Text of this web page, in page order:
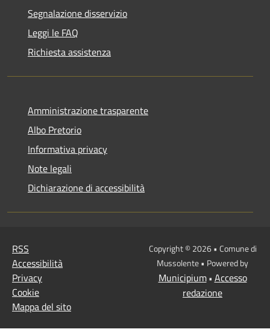
Segnalazione disservizio
Leggi le FAQ
Richiesta assistenza
Amministrazione trasparente
Albo Pretorio
Informativa privacy
Note legali
Dichiarazione di accessibilità
RSS
Accessibilità
Privacy
Cookie
Mappa del sito
Copyright © 2026 • Comune di
Mussolente • Powered by
Municipium• Accesso
redazione